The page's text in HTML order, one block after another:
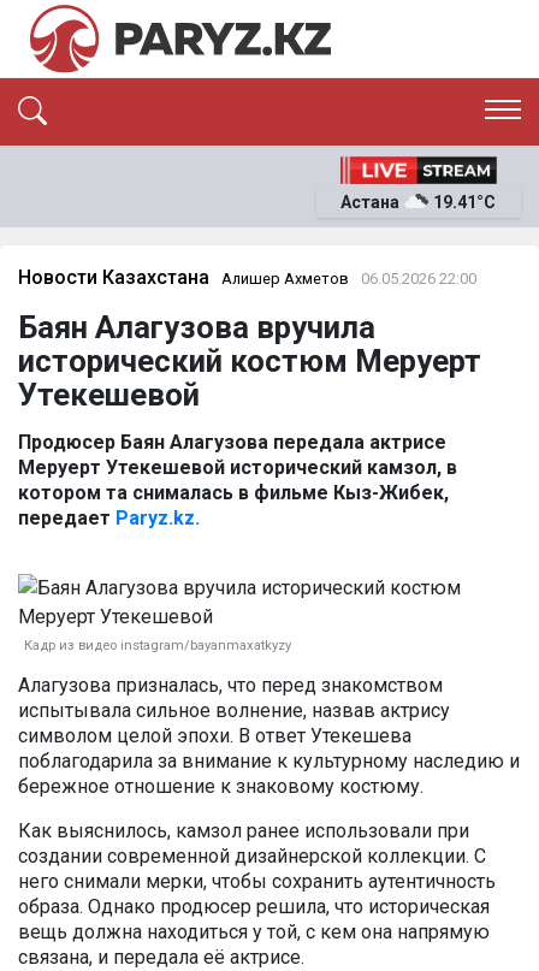
ЭКОНОМИКА
ОҚИҒА
News
Астана 19.41°C
Новости Казахстана Алишер Ахметов 06.05.2026 22:00
Баян Алагузова вручила
исторический костюм Меруерт
Утекешевой
Продюсер Баян Алагузова передала актрисе
Меруерт Утекешевой исторический камзол, в
котором та снималась в фильме Кыз-Жибек,
передает Paryz.kz.
Кадр из видео instagram/bayanmaxatkyzy
Алагузова призналась, что перед знакомством
испытывала сильное волнение, назвав актрису
символом целой эпохи. В ответ Утекешева
поблагодарила за внимание к культурному наследию и
бережное отношение к знаковому костюму.
Как выяснилось, камзол ранее использовали при
создании современной дизайнерской коллекции. С
него снимали мерки, чтобы сохранить аутентичность
образа. Однако продюсер решила, что историческая
вещь должна находиться у той, с кем она напрямую
связана, и передала её актрисе.